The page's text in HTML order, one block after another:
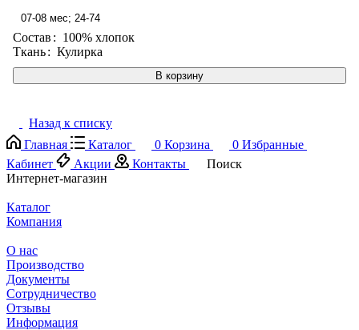
В корзину
07-08 мес; 24-74
Состав: 100% хлопок
Ткань: Кулирка
Назад к списку
Главная
Каталог 0 Корзина 0 Избранные
Кабинет
Акции Контакты
Поиск
Интернет-магазин
Каталог
Компания
О нас
Производство
Документы
Сотрудничество
Отзывы
Информация